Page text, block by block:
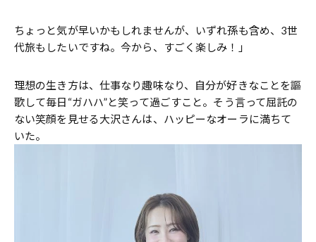
ちょっと気が早いかもしれませんが、いずれ孫も含め、3世
代旅もしたいですね。今から、すごく楽しみ！」
理想の生き方は、仕事なり趣味なり、自分が好きなことを謳
歌して毎日“ガハハ”と笑って過ごすこと。そう言って屈託の
ない笑顔を見せる大沢さんは、ハッピーなオーラに満ちて
いた。